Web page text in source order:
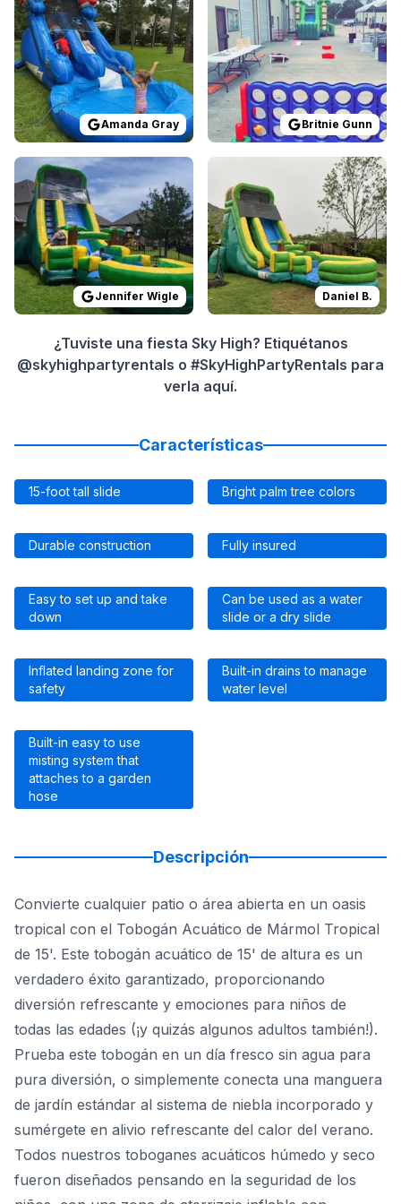
Amanda Gray Britnie Gunn
Reviewed onGoogleReviews Jennifer Wigle:We’ve
Jennifer Wigle
Reviewed on YelpReviews
Daniel B.
¿Tuviste una fiesta Sky High? Etiquétanos
@skyhighpartyrentals o #SkyHighPartyRentals para
verla aquí.
Características
15-foot tall slide Bright palm tree colors
Durable construction Fully insured
Easy to set up and take
down
Can be used as a water
slide or a dry slide
Inflated landing zone for
safety
Built-in drains to manage
water level
Built-in easy to use
misting system that
attaches to a garden
hose
Descripción
Convierte cualquier patio o área abierta en un oasis
tropical con el Tobogán Acuático de Mármol Tropical
de 15'. Este tobogán acuático de 15' de altura es un
verdadero éxito garantizado, proporcionando
diversión refrescante y emociones para niños de
todas las edades (¡y quizás algunos adultos también!).
Prueba este tobogán en un día fresco sin agua para
pura diversión, o simplemente conecta una manguera
de jardín estándar al sistema de niebla incorporado y
sumérgete en alivio refrescante del calor del verano.
Todos nuestros toboganes acuáticos húmedo y seco
fueron diseñados pensando en la seguridad de los